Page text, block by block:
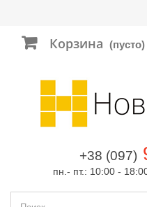
Корзина (пусто)
+38 (097)
пн.- пт.: 10:00 -